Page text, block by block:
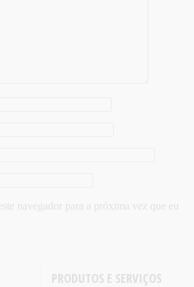
navegador para a próxima vez que eu
PRODUTOS E SERVIÇOS